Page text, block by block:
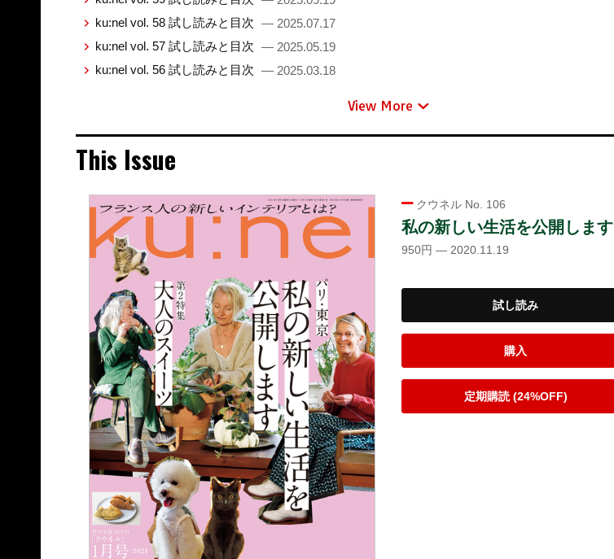
ku:nel vol. 58 試し読みと目次 — 2025.07.17
ku:nel vol. 57 試し読みと目次 — 2025.05.19
ku:nel vol. 56 試し読みと目次 — 2025.03.18
View More
This Issue
クウネル No. 106
私の新しい生活を公開します
950円 — 2020.11.19
試し読み
購入
定期購読 (24%OFF)